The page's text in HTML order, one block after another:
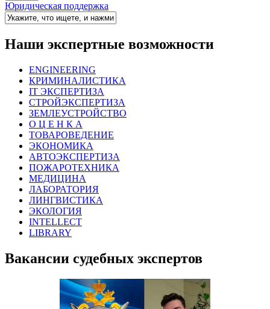
Юридическая поддержка
Наши экспертные возможности
ENGINEERING
КРИМИНАЛИСТИКА
IT ЭКСПЕРТИЗА
СТРОЙЭКСПЕРТИЗА
ЗЕМЛЕУСТРОЙСТВО
О Ц Е Н К А
ТОВАРОВЕДЕНИЕ
ЭКОНОМИКА
АВТОЭКСПЕРТИЗА
ПОЖАРОТЕХНИКА
МЕДИЦИНА
ЛАБОРАТОРИЯ
ЛИНГВИСТИКА
ЭКОЛОГИЯ
INTELLECT
LIBRARY
Вакансии судебных экспертов